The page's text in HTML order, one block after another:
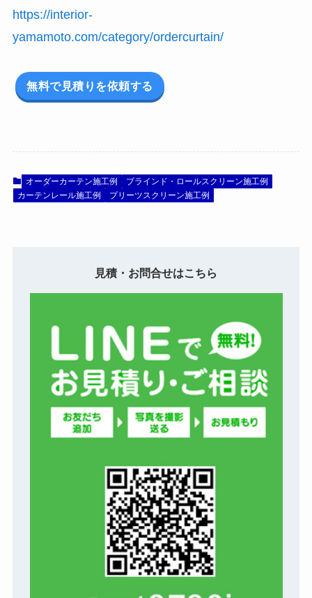
https://interior-
yamamoto.com/category/ordercurtain/
無料で見積りを依頼する
オーダーカーテン施工例
ブラインド・ロールスクリーン施工例
カーテンレール施工例
プリーツスクリーン施工例
見積・お問合せはこちら